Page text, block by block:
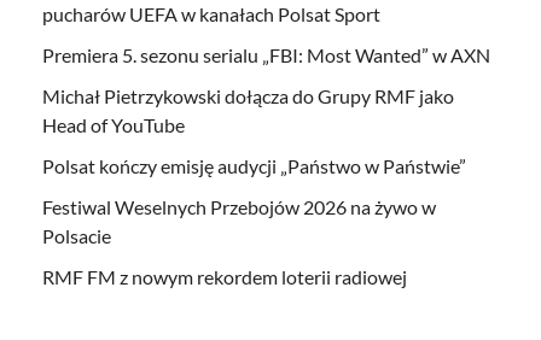
pucharów UEFA w kanałach Polsat Sport
Premiera 5. sezonu serialu „FBI: Most Wanted” w AXN
Michał Pietrzykowski dołącza do Grupy RMF jako
Head of YouTube
Polsat kończy emisję audycji „Państwo w Państwie”
Festiwal Weselnych Przebojów 2026 na żywo w
Polsacie
RMF FM z nowym rekordem loterii radiowej